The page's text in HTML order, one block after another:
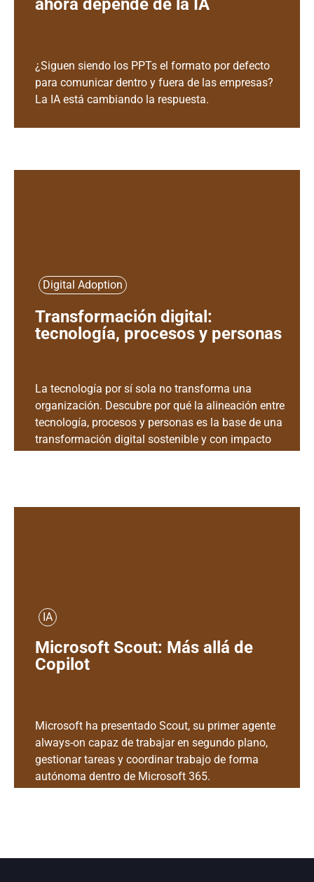
ahora depende de la IA
¿Siguen siendo los PPTs el formato por defecto
para comunicar dentro y fuera de las empresas?
La IA está cambiando la respuesta.
Digital Adoption
Transformación digital:
tecnología, procesos y personas
La tecnología por sí sola no transforma una
organización. Descubre por qué la alineación entre
tecnología, procesos y personas es la base de una
transformación digital sostenible y con impacto
IA
Microsoft Scout: Más allá de
Copilot
Microsoft ha presentado Scout, su primer agente
always-on capaz de trabajar en segundo plano,
gestionar tareas y coordinar trabajo de forma
autónoma dentro de Microsoft 365.